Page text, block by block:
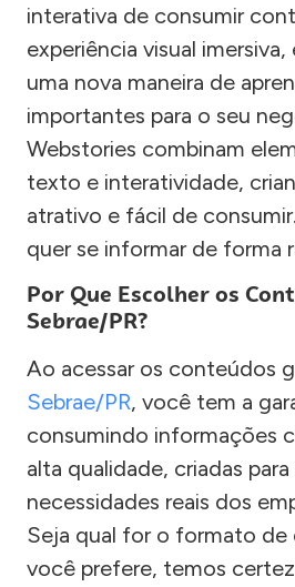
interativa de consumir
experiência visual
uma nova maneira de
importantes para o seu
Webstories combinam
texto e interatividade,
atrativo e fácil de
quer se informar de forma
Por Que Escolher os
Sebrae/PR?
Ao acessar os conteúdos
Sebrae/PR, você tem a
consumindo informações
alta qualidade, criadas
necessidades reais dos
Seja qual for o formato
você prefere, temos